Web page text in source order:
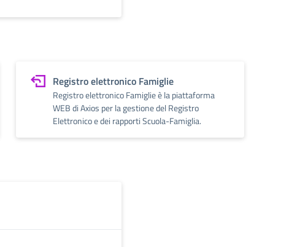
Registro elettronico Famiglie
Registro elettronico Famiglie è la piattaforma
WEB di Axios per la gestione del Registro
Elettronico e dei rapporti Scuola-Famiglia.